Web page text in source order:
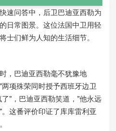
问答中，后卫巴迪亚西勒为
日常图景。这位法国中卫用轻
士们鲜为人知的生活细节。
巴迪亚西勒毫不犹豫地
项殊荣同时授予西班牙边卫
"，巴迪亚西勒笑道，"他永远
这番评价印证了库库雷利亚